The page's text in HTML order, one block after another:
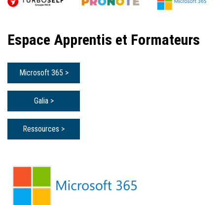
Espace Apprentis et Formateurs
Microsoft 365 >
Galia >
Ressources >